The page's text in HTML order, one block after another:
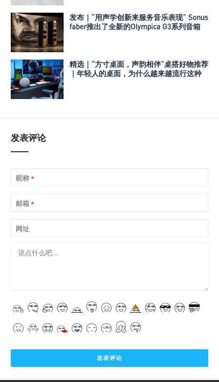
发布｜“用声学创新来服务音乐表现” Sonus
faber推出了全新的Olympica G3系列音箱
精选｜“方寸桌面，声韵相伴”桌搭好物推荐
｜年轻人的桌面，为什么越来越流行这种
发表评论
昵称 *
邮箱 *
网址